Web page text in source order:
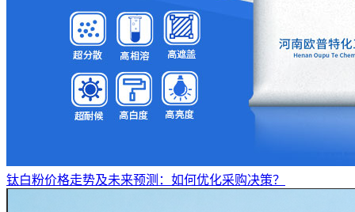
钛白粉价格走势及未来预测：如何优化采购决策？